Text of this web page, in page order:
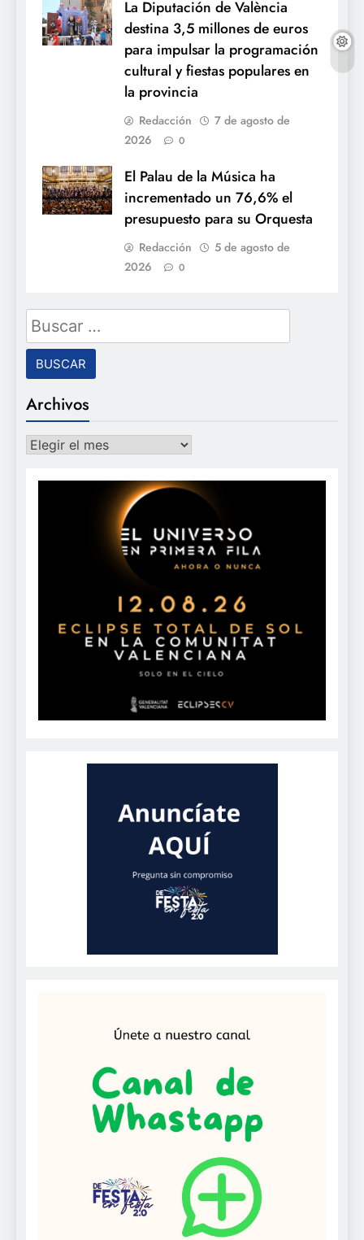
La Diputación de València
destina 3,5 millones de euros
para impulsar la programación
cultural y fiestas populares en
la provincia
Redacción
7 de agosto de
2026
0
El Palau de la Música ha
incrementado un 76,6% el
presupuesto para su Orquesta
Redacción
5 de agosto de
2026
0
Buscar:
Archivos
Archivos